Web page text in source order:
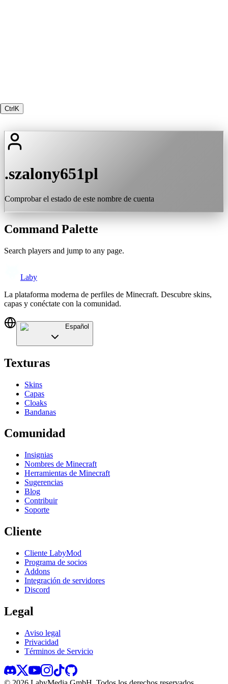
Ctrl K
.szalony651pl
Comprobar el estado de este nombre de cuenta
Command Palette
Search players and jump to any page.
Laby
La plataforma moderna de perfiles de Minecraft. Descubre skins,
capas y conéctate con la comunidad.
Español
Texturas
Skins
Capas
Cloaks
Bandanas
Comunidad
Insignias
Nombres de Minecraft
Herramientas de Minecraft
Sugerencias
Blog
Contribuir
Soporte
Cliente
Cliente LabyMod
Programa de socios
Addons
Integración de servidores
Discord
Legal
Aviso legal
Privacidad
Términos de Servicio